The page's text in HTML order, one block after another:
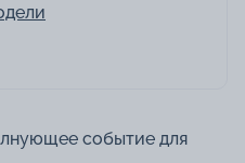
событие для